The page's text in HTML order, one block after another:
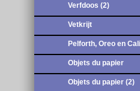
Verfdoos (2)
Vetkrijt
Pelforth, Oreo en
Objets du papier
Objets du papier (2)